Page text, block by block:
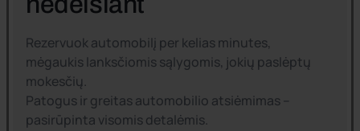
Rezervuok automobilį per kelias minutes,
mėgaukis lanksčiomis sąlygomis, jokių paslėptų
mokesčių.
Patogus ir greitas automobilio atsiėmimas –
pasirūpinta visomis detalėmis.